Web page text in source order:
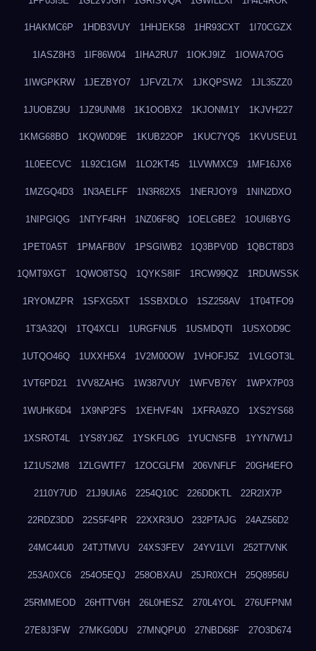
1HAKMC6P 1HDB3VUY 1HHJEK58 1HR93CXT 1I70CGZX
1IASZ8H3 1IF86W04 1IHA2RU7 1IOKJ9IZ 1IOWA7OG
1IWGPKRW 1JEZBYO7 1JFVZL7X 1JKQPSW2 1JL35ZZ0
1JUOBZ9U 1JZ9UNM8 1K1OOBX2 1KJONM1Y 1KJVH227
1KMG68BO 1KQW0D9E 1KUB22OP 1KUC7YQ5 1KVUSEU1
1L0EECVC 1L92C1GM 1LO2KT45 1LVWMXC9 1MF16JX6
1MZGQ4D3 1N3AELFF 1N3R82X5 1NERJOY9 1NIN2DXO
1NIPGIQG 1NTYF4RH 1NZ06F8Q 1OELGBE2 1OUI6BYG
1PET0A5T 1PMAFB0V 1PSGIWB2 1Q3BPV0D 1QBCT8D3
1QMT9XGT 1QWO8TSQ 1QYKS8IF 1RCW99QZ 1RDUWSSK
1RYOMZPR 1SFXG5XT 1SSBXDLO 1SZ258AV 1T04TFO9
1T3A32QI 1TQ4XCLI 1URGFNU5 1USMDQTI 1USXOD9C
1UTQO46Q 1UXXH5X4 1V2M00OW 1VHOFJ5Z 1VLGOT3L
1VT6PD21 1VV8ZAHG 1W387VUY 1WFVB76Y 1WPX7P03
1WUHK6D4 1X9NP2FS 1XEHVF4N 1XFRA9ZO 1XS2YS68
1XSROT4L 1YS8YJ6Z 1YSKFL0G 1YUCNSFB 1YYN7W1J
1Z1US2M8 1ZLGWTF7 1ZOCGLFM 206VNFLF 20GH4EFO
2110Y7UD 21J9UIA6 2254Q10C 226DDKTL 22R2IX7P
22RDZ3DD 22S5F4PR 22XXR3UO 232PTAJG 24AZ56D2
24MC44U0 24TJTMVU 24XS3FEV 24YV1LVI 252T7VNK
253A0XC6 254O5EQJ 258OBXAU 25JR0XCH 25Q8956U
25RMMEOD 26HTTV6H 26L0HESZ 270L4YOL 276UFPNM
27E8J3FW 27MKG0DU 27MNQPU0 27NBD68F 27O3D674